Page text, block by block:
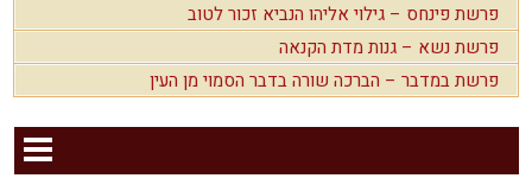
פרשת פינחס – גילוי אליהו הנביא זכור לטוב
פרשת נשא – גנות מדת הקנאה
פרשת במדבר – הברכה שורה בדבר הסמוי מן העין